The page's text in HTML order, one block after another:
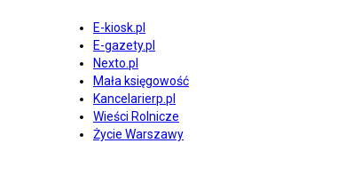
E-kiosk.pl
E-gazety.pl
Nexto.pl
Mała księgowość
Kancelarierp.pl
Wieści Rolnicze
Życie Warszawy